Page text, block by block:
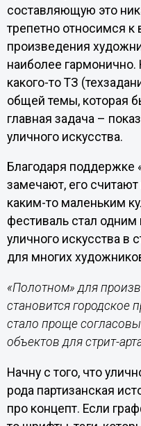
составляющую это
трепетно относимся к
произведения
наиболее гармонично.
какого-то ТЗ
общей темы, которая
главная задача –
уличного искусства.
Благодаря поддержке
замечают, его
каким-то маленьким
фестиваль стал
уличного искусства в
для многих
«Полотном» для
становится городское
стало проще
объектов для стрит-
Начну с того, что
рода партизанская
про концепт. Если